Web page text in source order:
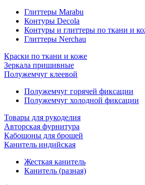
Глиттеры Marabu
Контуры Decola
Контуры и глиттеры по ткани и
Глиттеры Nerchau
Краски по ткани и коже
Зеркала пришивные
Полужемчуг клеевой
Полужемчуг горячей фиксации
Полужемчуг холодной фиксации
Товары для рукоделия
Авторская фурнитура
Кабошоны для брошей
Канитель индийская
Жесткая канитель
Канитель (разная)